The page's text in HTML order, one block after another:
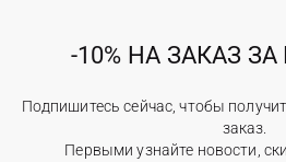
-10% НА ЗАКАЗ
Подпишитесь сейчас, чтобы
заказ.
Первыми узнайте новости,